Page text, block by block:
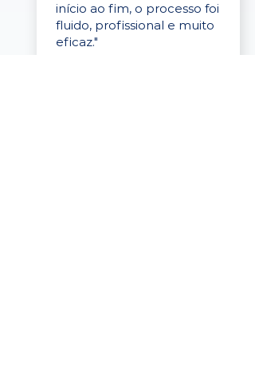
início ao fim, o processo foi
fluido, profissional e muito
eficaz."